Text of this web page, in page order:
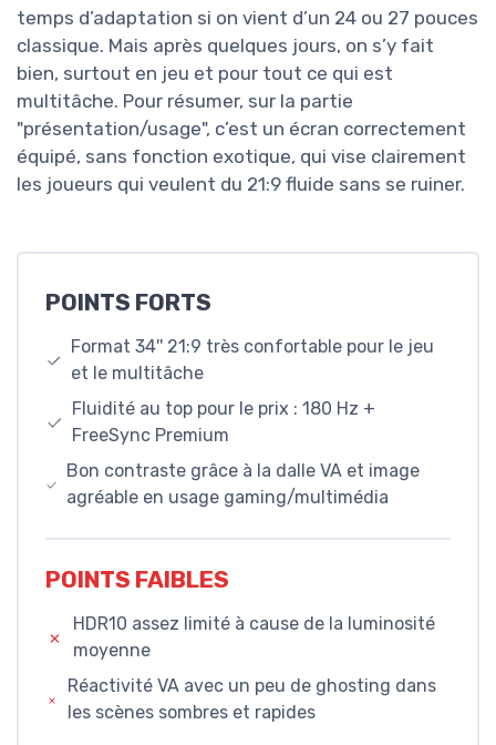
temps d’adaptation si on vient d’un 24 ou 27 pouces
classique. Mais après quelques jours, on s’y fait
bien, surtout en jeu et pour tout ce qui est
multitâche. Pour résumer, sur la partie
"présentation/usage", c’est un écran correctement
équipé, sans fonction exotique, qui vise clairement
les joueurs qui veulent du 21:9 fluide sans se ruiner.
POINTS FORTS
Format 34'' 21:9 très confortable pour le jeu
et le multitâche
Fluidité au top pour le prix : 180 Hz +
FreeSync Premium
Bon contraste grâce à la dalle VA et image
agréable en usage gaming/multimédia
POINTS FAIBLES
HDR10 assez limité à cause de la luminosité
moyenne
Réactivité VA avec un peu de ghosting dans
les scènes sombres et rapides